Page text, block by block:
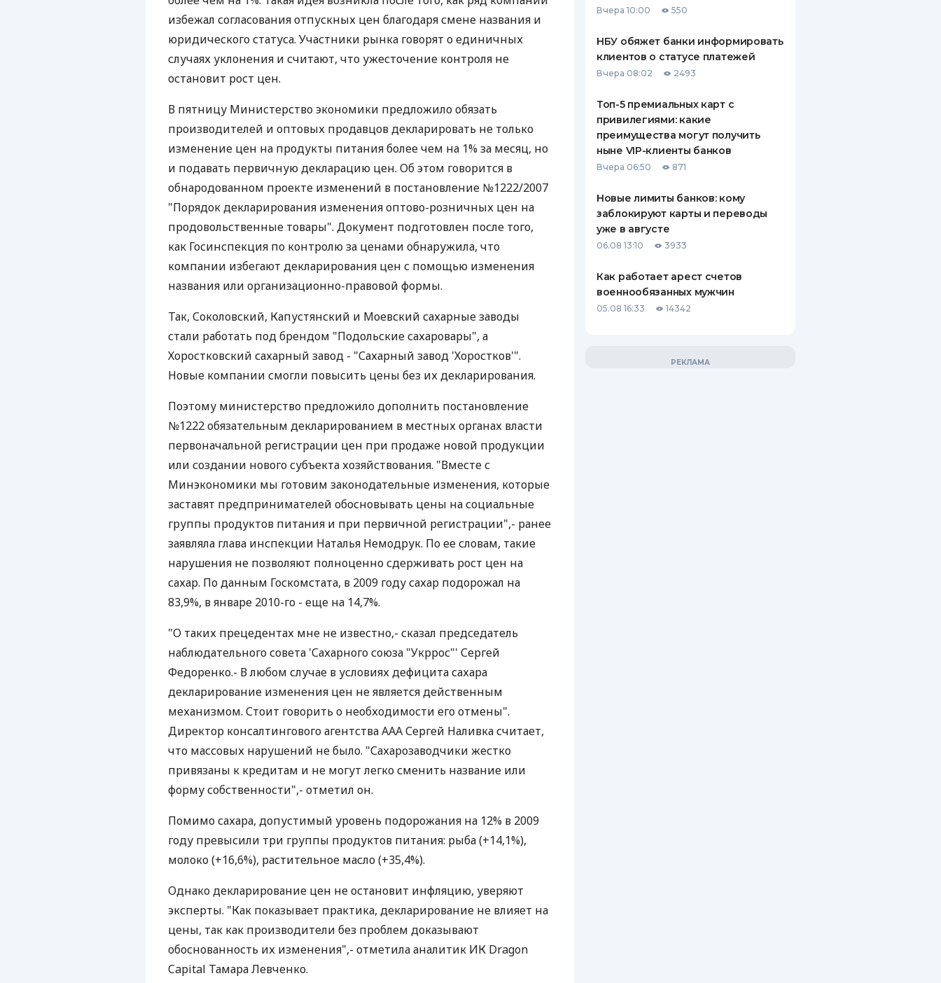
ЕЖЕМЕСЯЧНЫЙ ОБЗОР
КЕШБЭКА
ПУТЕВОДИТЕЛИ ПО
СТРАХОВАНИЮ
ВСЕ СТРАХОВЫЕ ПОЛИСЫ
ОТЗЫВЫ О СТРАХОВЫХ
КОМПАНИЯХ
избежал согласования отпускных цен благодаря смене названия и
юридического статуса. Участники рынка говорят о единичных
случаях уклонения и считают, что ужесточение контроля не
остановит рост цен.
В пятницу Министерство экономики предложило обязать
производителей и оптовых продавцов декларировать не только
изменение цен на продукты питания более чем на 1% за месяц, но
и подавать первичную декларацию цен. Об этом говорится в
обнародованном проекте изменений в постановление №1222/2007
"Порядок декларирования изменения оптово-розничных цен на
продовольственные товары". Документ подготовлен после того,
как Госинспекция по контролю за ценами обнаружила, что
компании избегают декларирования цен с помощью изменения
названия или организационно-правовой формы.
Так, Соколовский, Капустянский и Моевский сахарные заводы
стали работать под брендом "Подольские сахаровары", а
Хоростковский сахарный завод - "Сахарный завод 'Хоростков'".
Новые компании смогли повысить цены без их декларирования.
Поэтому министерство предложило дополнить постановление
№1222 обязательным декларированием в местных органах власти
первоначальной регистрации цен при продаже новой продукции
или создании нового субъекта хозяйствования. "Вместе с
Минэкономики мы готовим законодательные изменения, которые
заставят предпринимателей обосновывать цены на социальные
группы продуктов питания и при первичной регистрации",- ранее
заявляла глава инспекции Наталья Немодрук. По ее словам, такие
нарушения не позволяют полноценно сдерживать рост цен на
сахар. По данным Госкомстата, в 2009 году сахар подорожал на
83,9%, в январе 2010-го - еще на 14,7%.
"О таких прецедентах мне не известно,- сказал председатель
наблюдательного совета 'Сахарного союза "Укррос"' Сергей
Федоренко.- В любом случае в условиях дефицита сахара
декларирование изменения цен не является действенным
механизмом. Стоит говорить о необходимости его отмены".
Директор консалтингового агентства AAA Сергей Наливка считает,
что массовых нарушений не было. "Сахарозаводчики жестко
привязаны к кредитам и не могут легко сменить название или
форму собственности",- отметил он.
Помимо сахара, допустимый уровень подорожания на 12% в 2009
году превысили три группы продуктов питания: рыба (+14,1%),
молоко (+16,6%), растительное масло (+35,4%).
Однако декларирование цен не остановит инфляцию, уверяют
эксперты. "Как показывает практика, декларирование не влияет на
цены, так как производители без проблем доказывают
обоснованность их изменения",- отметила аналитик ИК Dragon
Capital Тамара Левченко.
Вчера 10:00 550
НБУ обяжет банки информировать
клиентов о статусе платежей
Вчера 08:02 2493
Топ-5 премиальных карт с
привилегиями: какие
преимущества могут получить
ныне VIP-клиенты банков
Вчера 06:50 871
Новые лимиты банков: кому
заблокируют карты и переводы
уже в августе
06.08 13:10 3933
Как работает арест счетов
военнообязанных мужчин
05.08 16:33 14342